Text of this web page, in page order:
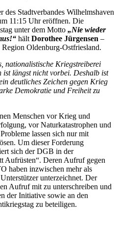
des Stadtverbandes Wilhelmshaven
11:15 Uhr eröffnen. Die
unter dem Motto „Nie wieder
hält Dorothee Jürgensen –
Oldenburg-Ostfriesland.
nationalistische Kriegstreiberei
ist längst nicht vorbei. Deshalb ist
deutliches Zeichen gegen Krieg
Demokratie und Freiheit zu
Menschen vor Krieg und
vor Naturkatastrophen und
lassen sich nur mit
Um dieser Forderung
sich der DGB in der
Aufrüsten“. Deren Aufruf gegen
haben inzwischen mehr als
unterzeichnet. Der
Aufruf mit zu unterschreiben und
der Initiative sowie an den
zu beteiligen.